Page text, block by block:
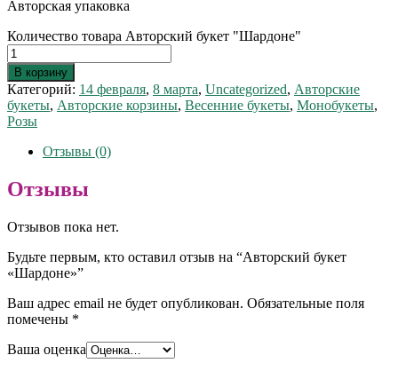
Авторская упаковка
Количество товара Авторский букет "Шардоне"
В корзину
Категорий: 14 февраля, 8 марта, Uncategorized, Авторские
букеты, Авторские корзины, Весенние букеты, Монобукеты,
Розы
Отзывы (0)
Отзывы
Отзывов пока нет.
Будьте первым, кто оставил отзыв на “Авторский букет
«Шардоне»”
Ваш адрес email не будет опубликован. Обязательные поля
помечены *
Ваша оценка